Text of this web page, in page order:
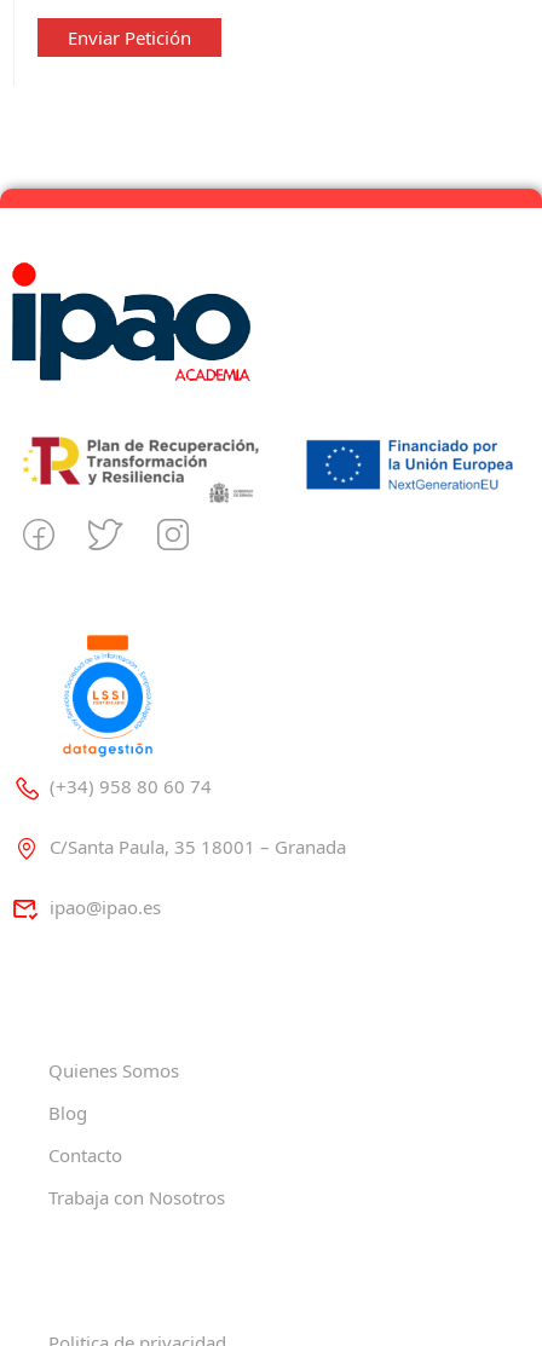
privacidad*
Enviar Petición
(+34) 958 80 60 74
C/Santa Paula, 35 18001 – Granada
ipao@ipao.es
Quienes Somos
Blog
Contacto
Trabaja con Nosotros